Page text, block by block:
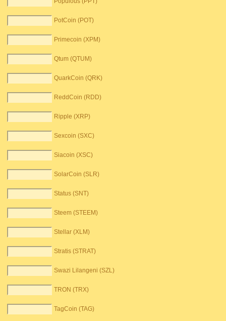
PotCoin (POT)
Primecoin (XPM)
Qtum (QTUM)
QuarkCoin (QRK)
ReddCoin (RDD)
Ripple (XRP)
Sexcoin (SXC)
Siacoin (XSC)
SolarCoin (SLR)
Status (SNT)
Steem (STEEM)
Stellar (XLM)
Stratis (STRAT)
Swazi Lilangeni (SZL)
TRON (TRX)
TagCoin (TAG)